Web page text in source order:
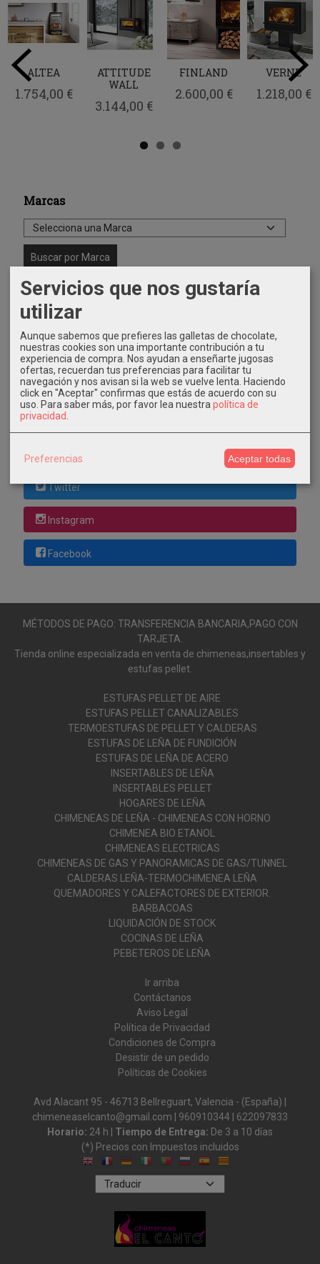
Marcas
Costes de Envío
GRATIS *
Consultar Destinos
Tu Carrito (0)
El carrito de la compra está vacío
Redes Sociales
Twitter
Instagram
Facebook
ALTEA
1.754,00 €
ATTITUDE
WALL
3.144,00 €
FINLAND
2.600,00 €
VERNE
1.218,00 €
MÉTODOS DE PAGO: TRANSFERENCIA BANCARIA,PAGO CON
TARJETA.
Tienda online especializada en venta de chimeneas,insertables y
estufas pellet.
ESTUFAS PELLET DE AIRE
ESTUFAS PELLET CANALIZABLES
TERMOESTUFAS DE PELLET Y CALDERAS
ESTUFAS DE LEÑA DE FUNDICIÓN
ESTUFAS DE LEÑA DE ACERO
INSERTABLES DE LEÑA
INSERTABLES PELLET
HOGARES DE LEÑA
CHIMENEAS DE LEÑA - CHIMENEAS CON HORNO
CHIMENEA BIO ETANOL
CHIMENEAS ELECTRICAS
CHIMENEAS DE GAS Y PANORAMICAS DE GAS/TUNNEL
CALDERAS LEÑA-TERMOCHIMENEA LEÑA
QUEMADORES Y CALEFACTORES DE EXTERIOR.
BARBACOAS
LIQUIDACIÓN DE STOCK
COCINAS DE LEÑA
PEBETEROS DE LEÑA
Ir arriba
Contáctanos
Aviso Legal
Política de Privacidad
Condiciones de Compra
Desistir de un pedido
Políticas de Cookies
Avd Alacant 95 - 46713 Bellreguart, Valencia - (España) |
chimeneaselcanto@gmail.com | 960910344
622097833
Horario: 24 h | Tiempo de Entrega: De 3 a 10 días
(*) Precios con Impuestos incluidos
Servicios que nos gustaría
utilizar
Aunque sabemos que prefieres las galletas de chocolate,
nuestras cookies son una importante contribución a tu
experiencia de compra. Nos ayudan a enseñarte jugosas
ofertas, recuerdan tus preferencias para facilitar tu
navegación y nos avisan si la web se vuelve lenta. Haciendo
click en "Aceptar" confirmas que estás de acuerdo con su
uso. Para saber más, por favor lea nuestra política de
privacidad
Preferencias Aceptar todas